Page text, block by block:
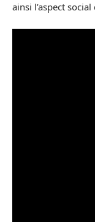
ainsi l’aspect